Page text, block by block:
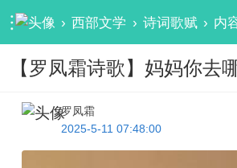
› 西部文学 › 诗词歌赋 › 内
【罗凤霜诗歌】妈妈你去
罗凤霜
2025-5-11 07:48:00